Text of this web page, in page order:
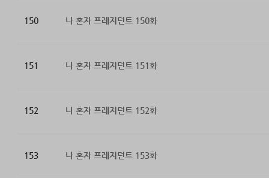
150 나 혼자 프레지던트 150화
151 나 혼자 프레지던트 151화
152 나 혼자 프레지던트 152화
153 나 혼자 프레지던트 153화